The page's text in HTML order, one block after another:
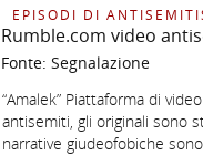
EPISODI DI
Rumble.com video
Fonte: Segnalazione
“Amalek” Piattaforma di
antisemiti, gli originali sono
narrative giudeofobiche